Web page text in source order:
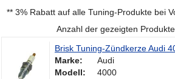
** 3% Rabatt auf alle Tuning-Produkte bei
Anzahl der gezeigten
Brisk Tuning-Zündkerze Audi
Marke:
Audi
Modell:
4000